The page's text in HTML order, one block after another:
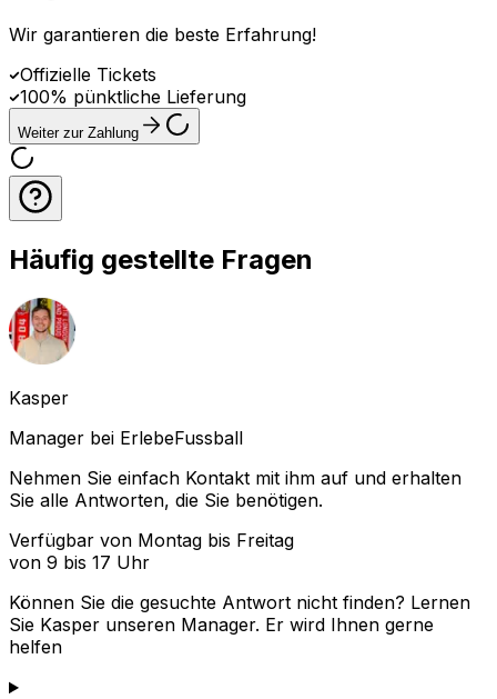
Wir garantieren die beste Erfahrung!
Offizielle Tickets
100% pünktliche Lieferung
Weiter zur Zahlung
Häufig gestellte Fragen
Kasper
Manager bei ErlebeFussball
Nehmen Sie einfach Kontakt mit ihm auf und erhalten
Sie alle Antworten, die Sie benötigen.
Verfügbar von Montag bis Freitag
von 9 bis 17 Uhr
Können Sie die gesuchte Antwort nicht finden? Lernen
Sie Kasper unseren Manager. Er wird Ihnen gerne
helfen